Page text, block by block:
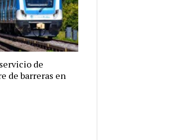
de
de barreras en